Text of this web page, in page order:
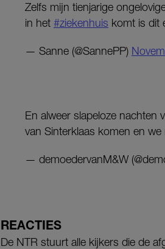
Zelfs mijn tienjarige
in het #ziekenhuis komt is dit
— Sanne (@SannePP)
En alweer slapeloze nachten
van Sinterklaas komen en
— demoedervanM&W
REACTIES
De NTR stuurt alle kijkers die de